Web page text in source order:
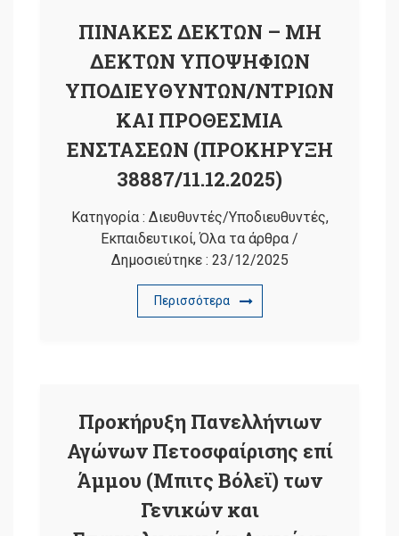
ΠΙΝΑΚΕΣ ΔΕΚΤΩΝ – ΜΗ
ΔΕΚΤΩΝ ΥΠΟΨΗΦΙΩΝ
ΥΠΟΔΙΕΥΘΥΝΤΩΝ/ΝΤΡΙΩΝ
ΚΑΙ ΠΡΟΘΕΣΜΙΑ
ΕΝΣΤΑΣΕΩΝ (ΠΡΟΚΗΡΥΞΗ
38887/11.12.2025)
Κατηγορία : Διευθυντές/Υποδιευθυντές,
Εκπαιδευτικοί,Όλα τα άρθρα /
Δημοσιεύτηκε : 23/12/2025
Περισσότερα
Προκήρυξη Πανελλήνιων
Αγώνων Πετοσφαίρισης επί
Άμμου (Μπιτς Βόλεϊ) των
Γενικών και